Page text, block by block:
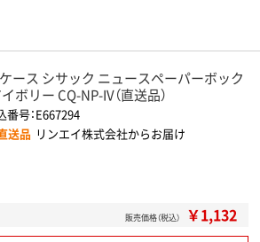
ース シサック ニュースペーパーボック
ボリー CQ-NP-IV（直送品）
番号：E667294
送品 リンエイ株式会社からお届け
販売価格（税込） ￥1,132